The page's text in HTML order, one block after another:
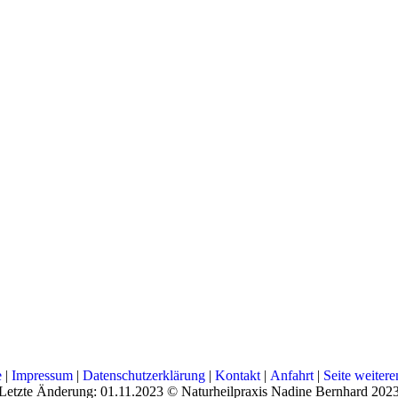
| Impressum| Datenschutzerklärung | Kontakt| Anfahrt| Seite
Änderung: 01.11.2023 © Naturheilpraxis Nadine Bernhard